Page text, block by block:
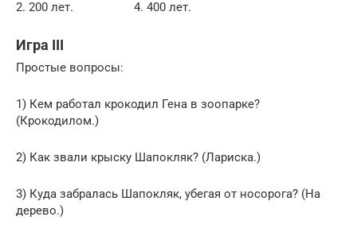
2. 200 лет. 4. 400 лет.
Игра III
Простые вопросы:
1) Кем работал крокодил Гена в зоопарке?
(Крокодилом.)
2) Как звали крыску Шапокляк? (Лариска.)
3) Куда забралась Шапокляк, убегая от носорога? (На
дерево.)